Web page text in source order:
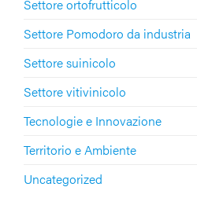
Settore ortofrutticolo
Settore Pomodoro da industria
Settore suinicolo
Settore vitivinicolo
Tecnologie e Innovazione
Territorio e Ambiente
Uncategorized